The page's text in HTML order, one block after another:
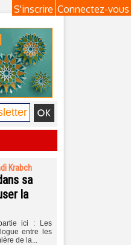
Connectez-vous
S'inscrire
Krabch
sa
la
ici : Les
entre les
de la...